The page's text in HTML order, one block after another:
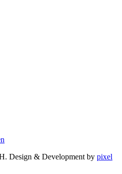
Design & Development by pixel